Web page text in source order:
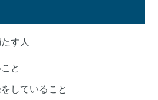
す人
と
していること